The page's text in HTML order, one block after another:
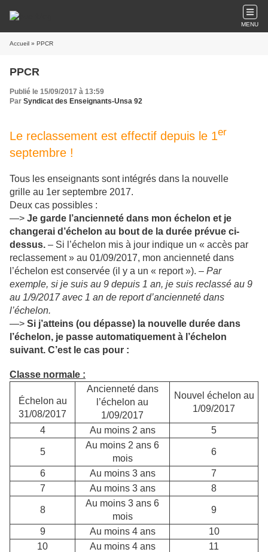
MENU
Accueil » PPCR
PPCR
Publié le 15/09/2017 à 13:59
Par Syndicat des Enseignants-Unsa 92
Le reclassement est effectif depuis le 1er
septembre !
Tous les enseignants sont intégrés dans la nouvelle
grille au 1er septembre 2017.
Deux cas possibles :
—> Je garde l’ancienneté dans mon échelon et je
changerai d’échelon au bout de la durée prévue ci-
dessus. – Si l’échelon mis à jour indique un « accès par
reclassement » au 01/09/2017, mon ancienneté dans
l’échelon est conservée (il y a un « report »). – Par
exemple, si je suis au 9 depuis 1 an, je suis reclassé au 9
au 1/9/2017 avec 1 an de report d’ancienneté dans
l’échelon.
—> Si j’atteins (ou dépasse) la nouvelle durée dans
l’échelon, je passe automatiquement à l’échelon
suivant. C’est le cas pour :
Classe normale :
Échelon au
31/08/2017
Ancienneté dans
l’échelon au
1/09/2017
Nouvel échelon au
1/09/2017
4 Au moins 2 ans 5
5
Au moins 2 ans 6
mois
6
6 Au moins 3 ans
7
7
Au moins 3 ans 8
8
Au moins 3 ans 6
mois
9
9 Au moins 4 ans
10
10
Au moins 4 ans 11